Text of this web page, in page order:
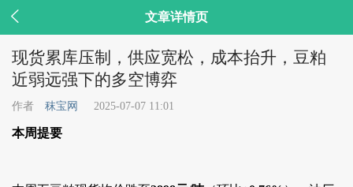
 文章详情页
现货累库压制，供应宽松，成本抬升，豆粕
近弱远强下的多空博弈
作者 秣宝网 2025-07-07 11:01
本周提要